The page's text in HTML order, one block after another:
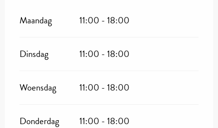
Maandag 11:00 - 18:00
Dinsdag 11:00 - 18:00
Woensdag 11:00 - 18:00
Donderdag 11:00 - 18:00